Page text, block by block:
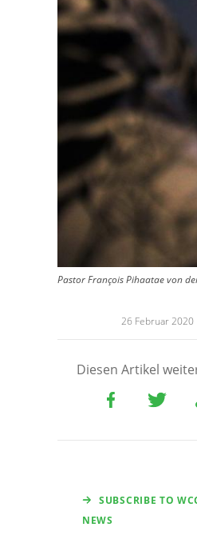
Pastor François Pihaatae von
26 Februar 2020
Diesen Artikel
SUBSCRIBE TO
NEWS